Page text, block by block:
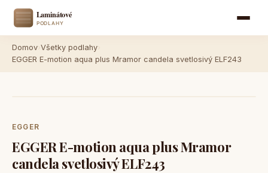
Domov Všetky podlahy
EGGER E-motion aqua plus Mramor candela svetlosivý ELF243
EGGER
EGGER E-motion aqua plus Mramor
candela svetlosivý ELF243